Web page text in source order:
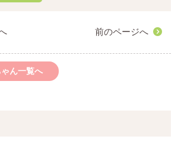
前のページへ
ん一覧へ